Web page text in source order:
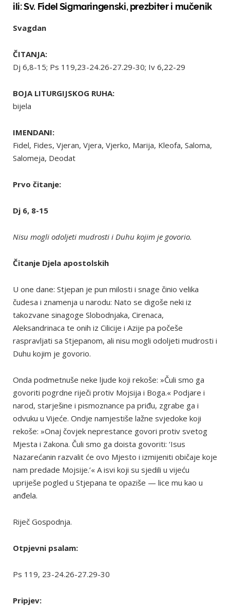
ili: Sv. Fidel Sigmaringenski, prezbiter i mučenik
Svagdan
ČITANJA:
Dj 6,8-15; Ps 119,23-24.26-27.29-30; Iv 6,22-29
BOJA LITURGIJSKOG RUHA:
bijela
IMENDANI:
Fidel, Fides, Vjeran, Vjera, Vjerko, Marija, Kleofa, Saloma,
Salomeja, Deodat
Prvo čitanje:
Dj 6, 8-15
Nisu mogli odoljeti mudrosti i Duhu kojim je govorio.
Čitanje Djela apostolskih
U one dane: Stjepan je pun milosti i snage činio velika
čudesa i znamenja u narodu: Nato se digoše neki iz
takozvane sinagoge Slobodnjaka, Cirenaca,
Aleksandrinaca te onih iz Cilicije i Azije pa počeše
raspravljati sa Stjepanom, ali nisu mogli odoljeti mudrosti i
Duhu kojim je govorio.
Onda podmetnuše neke ljude koji rekoše: »Čuli smo ga
govoriti pogrdne riječi protiv Mojsija i Boga.« Podjare i
narod, starješine i pismoznance pa priđu, zgrabe ga i
odvuku u Vijeće. Ondje namjestiše lažne svjedoke koji
rekoše: »Onaj čovjek neprestance govori protiv svetog
Mjesta i Zakona. Čuli smo ga doista govoriti: ‘Isus
Nazarećanin razvalit će ovo Mjesto i izmijeniti običaje koje
nam predade Mojsije.’« A isvi koji su sjedili u vijeću
upriješe pogled u Stjepana te opaziše — lice mu kao u
anđela.
Riječ Gospodnja.
Otpjevni psalam:
Ps 119, 23-24.26-27.29-30
Pripjev: